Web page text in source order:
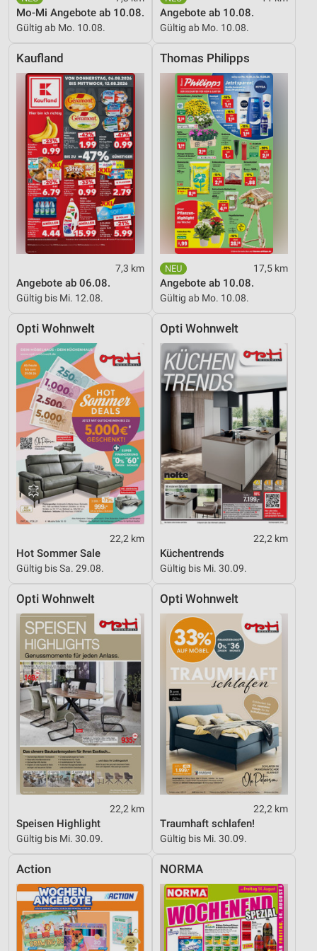
Mo-Mi Angebote ab 10.08.
Gültig ab Mo. 10.08.
Angebote ab 10.08.
Gültig ab Mo. 10.08.
Kaufland
7,3 km
Angebote ab 06.08.
Gültig bis Mi. 12.08.
Thomas Philipps
17,5 km
Angebote ab 10.08.
Gültig ab Mo. 10.08.
Opti Wohnwelt
22,2 km
Hot Sommer Sale
Gültig bis Sa. 29.08.
Opti Wohnwelt
22,2 km
Küchentrends
Gültig bis Mi. 30.09.
Opti Wohnwelt
22,2 km
Speisen Highlight
Gültig bis Mi. 30.09.
Opti Wohnwelt
22,2 km
Traumhaft schlafen!
Gültig bis Mi. 30.09.
Action NORMA
Informationen identifizieren
Nicht-IAB-Verarbeitungszwecke:
Notwendig
Performance
Funktional
Werbung